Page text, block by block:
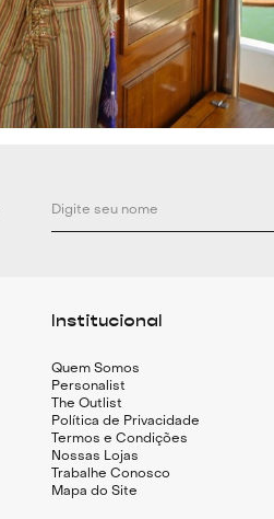
Institucional
Quem Somos
Personalist
The Outlist
Política de Privacidade
Termos e Condições
Nossas Lojas
Trabalhe Conosco
Mapa do Site